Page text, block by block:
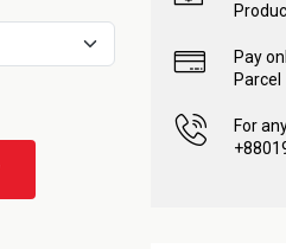
Pay
Parcel
For